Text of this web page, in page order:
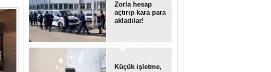
Zorla hesap
açtırıp kara para
akladılar!
Küçük işletme,